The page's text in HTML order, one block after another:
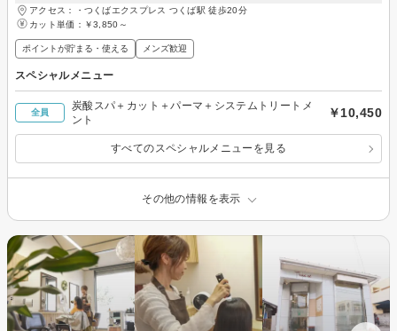
アクセス：・つくばエクスプレス つくば駅 徒歩20分
カット単価： ￥3,850～
ポイントが貯まる・使える メンズ歓迎
スペシャルメニュー
全員
炭酸スパ＋カット＋パーマ＋システムトリートメ
ント
￥10,450
すべてのスペシャルメニューを見る
その他の情報を表示